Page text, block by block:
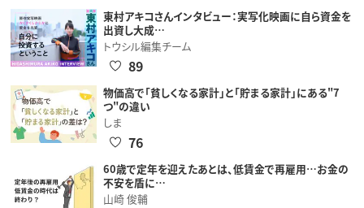
東村アキコさんインタビュー：実写化映画に自ら資金を
出資し大成…
トウシル編集チーム
89
物価高で「貧しくなる家計」と「貯まる家計」にある"7
つ"の違い
しま
76
60歳で定年を迎えたあとは、低賃金で再雇用…お金の
不安を盾に…
山崎 俊輔